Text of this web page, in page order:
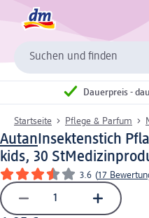
Suchen und finden
Dauerpreis -
Startseite Pflege & Parfum
Autan Insektenstich
kids, 30 St
3.6 (17